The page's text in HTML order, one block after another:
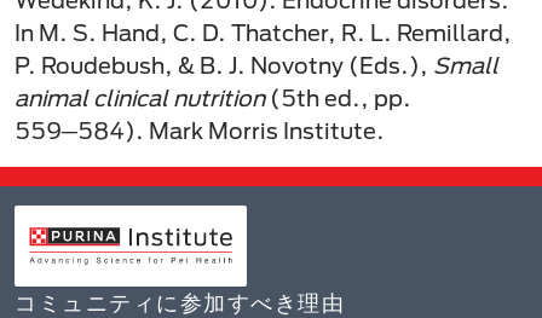
In M. S. Hand, C. D. Thatcher, R. L. Remillard,
P. Roudebush, & B. J. Novotny (Eds.), Small
animal clinical nutrition(5th ed., pp.
559─584). Mark Morris Institute.
コミュニティに参加すべき理由